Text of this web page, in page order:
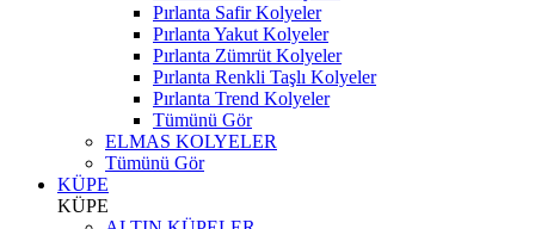
Pırlanta Safir Kolyeler
Pırlanta Yakut Kolyeler
Pırlanta Zümrüt Kolyeler
Pırlanta Renkli Taşlı Kolyeler
Pırlanta Trend Kolyeler
Tümünü Gör
ELMAS KOLYELER
Tümünü Gör
KÜPE
KÜPE